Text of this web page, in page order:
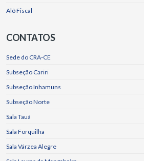
Alô Fiscal
CONTATOS
Sede do CRA-CE
Subseção Cariri
Subseção Inhamuns
Subseção Norte
Sala Tauá
Sala Forquilha
Sala Várzea Alegre